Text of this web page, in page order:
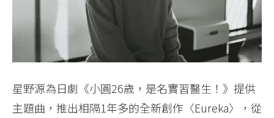
星野源為日劇《小圓26歲，是名實習醫生！》提供
主題曲，推出相隔1年多的全新創作〈Eureka〉，從